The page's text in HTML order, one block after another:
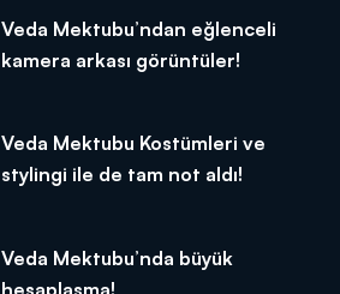
Veda Mektubu’ndan eğlenceli
kamera arkası görüntüler!
Veda Mektubu Kostümleri ve
stylingi ile de tam not aldı!
Veda Mektubu’nda büyük
hesaplaşma!